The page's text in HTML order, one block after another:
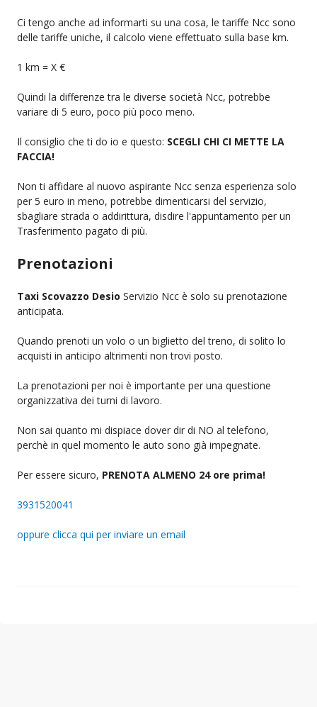
Ci tengo anche ad informarti su una cosa, le tariffe Ncc sono
delle tariffe uniche, il calcolo viene effettuato sulla base km.
1 km = X €
Quindi la differenze tra le diverse società Ncc, potrebbe
variare di 5 euro, poco più poco meno.
Il consiglio che ti do io e questo: SCEGLI CHI CI METTE LA
FACCIA!
Non ti affidare al nuovo aspirante Ncc senza esperienza solo
per 5 euro in meno, potrebbe dimenticarsi del servizio,
sbagliare strada o addirittura, disdire l'appuntamento per un
Trasferimento pagato di più.
Prenotazioni
Taxi Scovazzo Desio Servizio Ncc è solo su prenotazione
anticipata.
Quando prenoti un volo o un biglietto del treno, di solito lo
acquisti in anticipo altrimenti non trovi posto.
La prenotazioni per noi è importante per una questione
organizzativa dei turni di lavoro.
Non sai quanto mi dispiace dover dir di NO al telefono,
perchè in quel momento le auto sono già impegnate.
Per essere sicuro, PRENOTA ALMENO 24 ore prima!
3931520041
oppure clicca qui per inviare un email